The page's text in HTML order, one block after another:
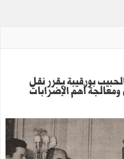
بورقيبة يقرر نقل
أهم الإضرابات